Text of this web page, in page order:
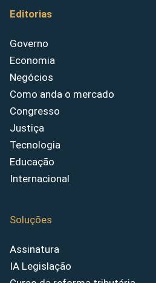
Editorias
Governo
Economia
Negócios
Como anda o mercado
Congresso
Justiça
Tecnologia
Educação
Internacional
Soluções
Assinatura
IA Legislação